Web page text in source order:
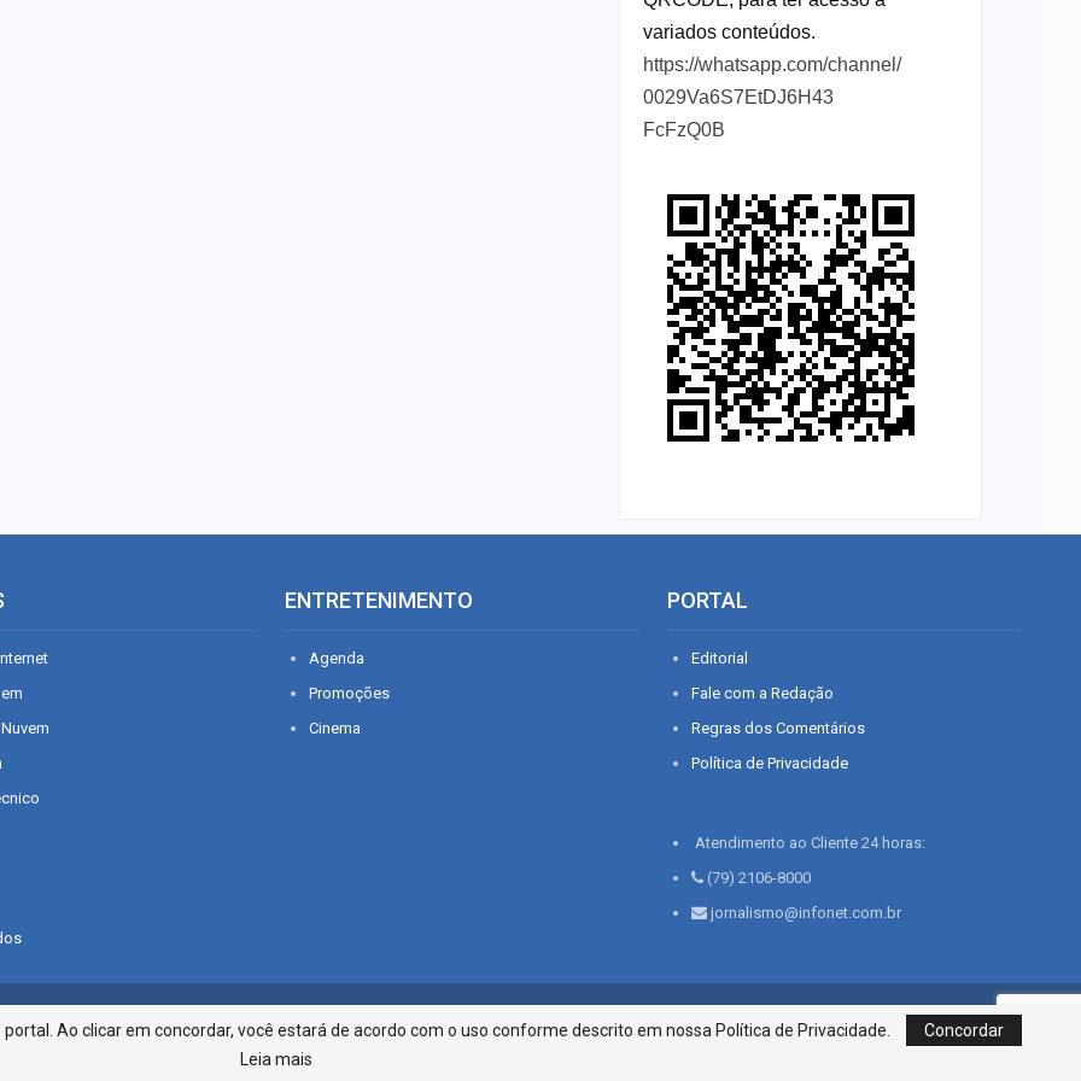
variados conteúdos.
https://whatsapp.com/channel/
0029Va6S7EtDJ6H43
FcFzQ0B
ENTRETENIMENTO
Agenda
Promoções
Cinema
PORTAL
Editorial
Fale com a Redação
Regras dos Comentários
Política de Privacidade
Atendimento ao Cliente 24 horas:
(79) 2106-8000
jornalismo@infonet.com.br
Infonet - Rua Monsenhor Silveira 276, Bairro São José | Aracaju-SE, CEP 49015-030, Fone: 79.2106.8000 - CI
Centro de Informações LTDA
Ao clicar em concordar, você estará de acordo com o uso conforme descrito em nossa Política de Privacidade.
Concordar
Leia mais